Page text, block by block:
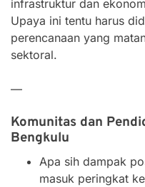
infrastruktur dan
Upaya ini tentu harus
perencanaan yang
sektoral.
—
Komunitas dan
Bengkulu
Apa sih dampak
masuk peringkat